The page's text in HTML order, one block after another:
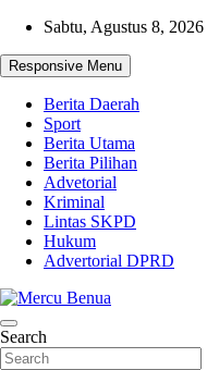
Skip
content
Sabtu, Agustus 8, 2026
Responsive Menu
Berita Daerah
Sport
Berita Utama
Berita Pilihan
Advetorial
Kriminal
Lintas SKPD
Hukum
Advertorial DPRD
Mercu Benua
Suara Masyarakat Bawah
Search